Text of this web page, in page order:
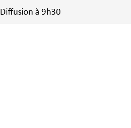
Chronique du Livre Diffusion à 9h30